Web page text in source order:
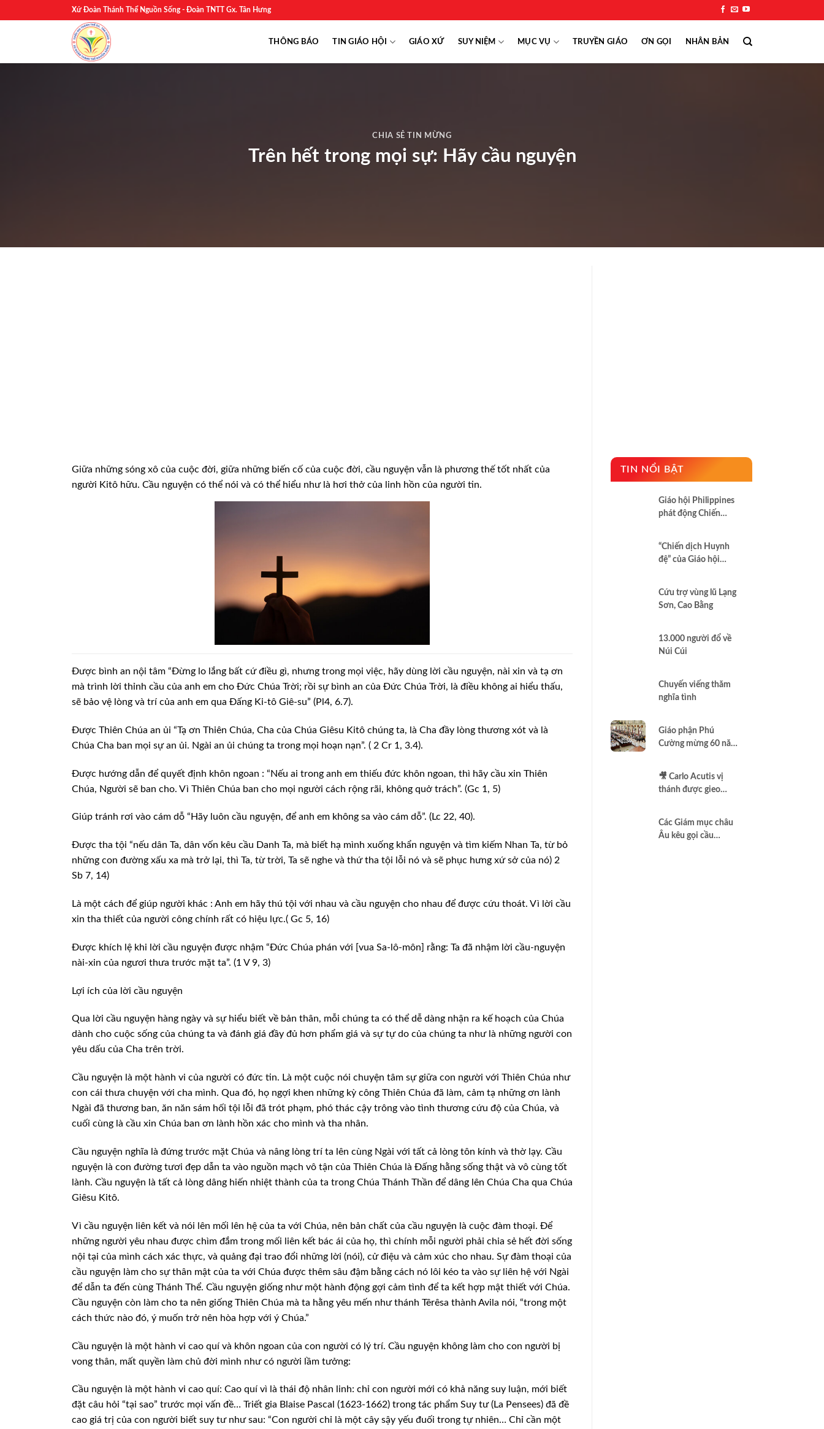
to
Xứ Đoàn Thánh Thể Nguồn Sống - Đoàn TNTT Gx. Tân Hưng
THÔNG BÁO TIN GIÁO HỘI GIÁO XỨ SUY NIỆM MỤC VỤ TRUYỀN GIÁO ƠN GỌI NHÂN BẢN
CHIA SẺ TIN MỪNG
Trên hết trong mọi sự: Hãy cầu nguyện
Giữa những sóng xô của cuộc đời, giữa những biến cố của cuộc đời, cầu nguyện vẫn là phương thế tốt nhất của
người Kitô hữu. Cầu nguyện có thể nói và có thể hiểu như là hơi thở của linh hồn của người tin.
Được bình an nội tâm “Đừng lo lắng bất cứ điều gì, nhưng trong mọi việc, hãy dùng lời cầu nguyện, nài xin và tạ ơn
mà trình lời thỉnh cầu của anh em cho Đức Chúa Trời; rồi sự bình an của Đức Chúa Trời, là điều không ai hiểu thấu,
sẽ bảo vệ lòng và trí của anh em qua Đấng Ki-tô Giê-su” (Pl4, 6.7).
Được Thiên Chúa an ủi “Tạ ơn Thiên Chúa, Cha của Chúa Giêsu Kitô chúng ta, là Cha đầy lòng thương xót và là
Chúa Cha ban mọi sự an ủi. Ngài an ủi chúng ta trong mọi hoạn nạn”. ( 2 Cr 1, 3.4).
Được hướng dẫn để quyết định khôn ngoan : “Nếu ai trong anh em thiếu đức khôn ngoan, thì hãy cầu xin Thiên
Chúa, Người sẽ ban cho. Vì Thiên Chúa ban cho mọi người cách rộng rãi, không quở trách”. (Gc 1, 5)
Giúp tránh rơi vào cám dỗ “Hãy luôn cầu nguyện, để anh em không sa vào cám dỗ”. (Lc 22, 40).
Được tha tội “nếu dân Ta, dân vốn kêu cầu Danh Ta, mà biết hạ mình xuống khẩn nguyện và tìm kiếm Nhan Ta, từ bỏ
những con đường xấu xa mà trở lại, thì Ta, từ trời, Ta sẽ nghe và thứ tha tội lỗi nó và sẽ phục hưng xứ sở của nó) 2
Sb 7, 14)
Là một cách để giúp người khác : Anh em hãy thú tội với nhau và cầu nguyện cho nhau để được cứu thoát. Vì lời cầu
xin tha thiết của người công chính rất có hiệu lực.( Gc 5, 16)
Được khích lệ khi lời cầu nguyện được nhậm “Đức Chúa phán với [vua Sa-lô-môn] rằng: Ta đã nhậm lời cầu-nguyện
nài-xin của ngươi thưa trước mặt ta”. (1 V 9, 3)
Lợi ích của lời cầu nguyện
Qua lời cầu nguyện hàng ngày và sự hiểu biết về bản thân, mỗi chúng ta có thể dễ dàng nhận ra kế hoạch của Chúa
dành cho cuộc sống của chúng ta và đánh giá đầy đủ hơn phẩm giá và sự tự do của chúng ta như là những người con
yêu dấu của Cha trên trời.
Cầu nguyện là một hành vi của người có đức tin. Là một cuộc nói chuyện tâm sự giữa con người với Thiên Chúa như
con cái thưa chuyện với cha mình. Qua đó, họ ngợi khen những kỳ công Thiên Chúa đã làm, cảm tạ những ơn lành
Ngài đã thương ban, ăn năn sám hối tội lỗi đã trót phạm, phó thác cậy trông vào tình thương cứu độ của Chúa, và
cuối cùng là cầu xin Chúa ban ơn lành hồn xác cho mình và tha nhân.
Cầu nguyện nghĩa là đứng trước mặt Chúa và nâng lòng trí ta lên cùng Ngài với tất cả lòng tôn kính và thờ lạy. Cầu
nguyện là con đường tươi đẹp dẫn ta vào nguồn mạch vô tận của Thiên Chúa là Đấng hằng sống thật và vô cùng tốt
lành. Cầu nguyện là tất cả lòng dâng hiến nhiệt thành của ta trong Chúa Thánh Thần để dâng lên Chúa Cha qua Chúa
Giêsu Kitô.
Vì cầu nguyện liên kết và nói lên mối lên hệ của ta với Chúa, nên bản chất của cầu nguyện là cuộc đàm thoại. Để
những người yêu nhau được chìm đắm trong mối liên kết bác ái của họ, thì chính mỗi người phải chia sẻ hết đời sống
nội tại của mình cách xác thực, và quảng đại trao đổi những lời (nói), cử điệu và cảm xúc cho nhau. Sự đàm thoại của
cầu nguyện làm cho sự thân mật của ta với Chúa được thêm sâu đậm bằng cách nó lôi kéo ta vào sự liên hệ với Ngài
để dẫn ta đến cùng Thánh Thể. Cầu nguyện giống như một hành động gợi cảm tình để ta kết hợp mật thiết với Chúa.
Cầu nguyện còn làm cho ta nên giống Thiên Chúa mà ta hằng yêu mến như thánh Têrêsa thành Avila nói, “trong một
cách thức nào đó, ý muốn trở nên hòa hợp với ý Chúa.”
Cầu nguyện là một hành vi cao quí và khôn ngoan của con người có lý trí. Cầu nguyện không làm cho con người bị
vong thân, mất quyền làm chủ đời mình như có người lầm tưởng:
Cầu nguyện là một hành vi cao quí: Cao quí vì là thái độ nhân linh: chỉ con người mới có khả năng suy luận, mới biết
đặt câu hỏi “tại sao” trước mọi vấn đề… Triết gia Blaise Pascal (1623-1662) trong tác phẩm Suy tư (La Pensees) đã đề
cao giá trị của con người biết suy tư như sau: “Con người chỉ là một cây sậy yếu đuối trong tự nhiên… Chỉ cần một
TIN NỔI BẬT
Giáo hội Philippines
phát động Chiến
chống tham nhũng
và cầu nguyện cho
quốc gia
“Chiến dịch Huynh
đệ” của Giáo hội
cao nhất của Bác ái
Cứu trợ vùng lũ Lạng
Sơn, Cao Bằng
13.000 người đổ về
Núi Cúi
Chuyến viếng thăm
nghĩa tình
Giáo phận Phú
Cường mừng 60 năm
🎥 Carlo Acutis vị
thánh được gieo
2025 | #15
Các Giám mục châu
Âu kêu gọi cầu